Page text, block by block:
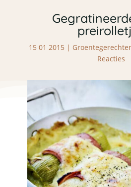
15 01 2015 |
Reacties